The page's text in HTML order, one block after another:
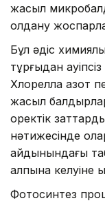
жасыл
қолдану
Бұл әдіс
тұрғыдан
Хлорелла азот
жасыл
қоректік
нәтижесінде
айдынындағы
қалпына келуіне
Фотосинтез